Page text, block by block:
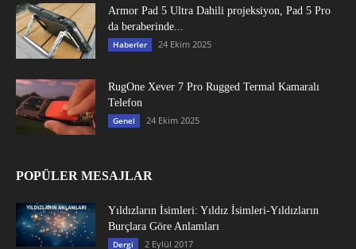
Armor Pad 5 Ultra Dahili projeksiyon, Pad 5 Pro
da beraberinde...
Haberler 24 Ekim 2025
RugOne Xever 7 Pro Rugged Termal Kamaralı
Telefon
Genel 24 Ekim 2025
POPÜLER MESAJLAR
Yıldızların İsimleri: Yıldız İsimleri-Yıldızların
Burçlara Göre Anlamları
Dergi 2 Eylül 2017